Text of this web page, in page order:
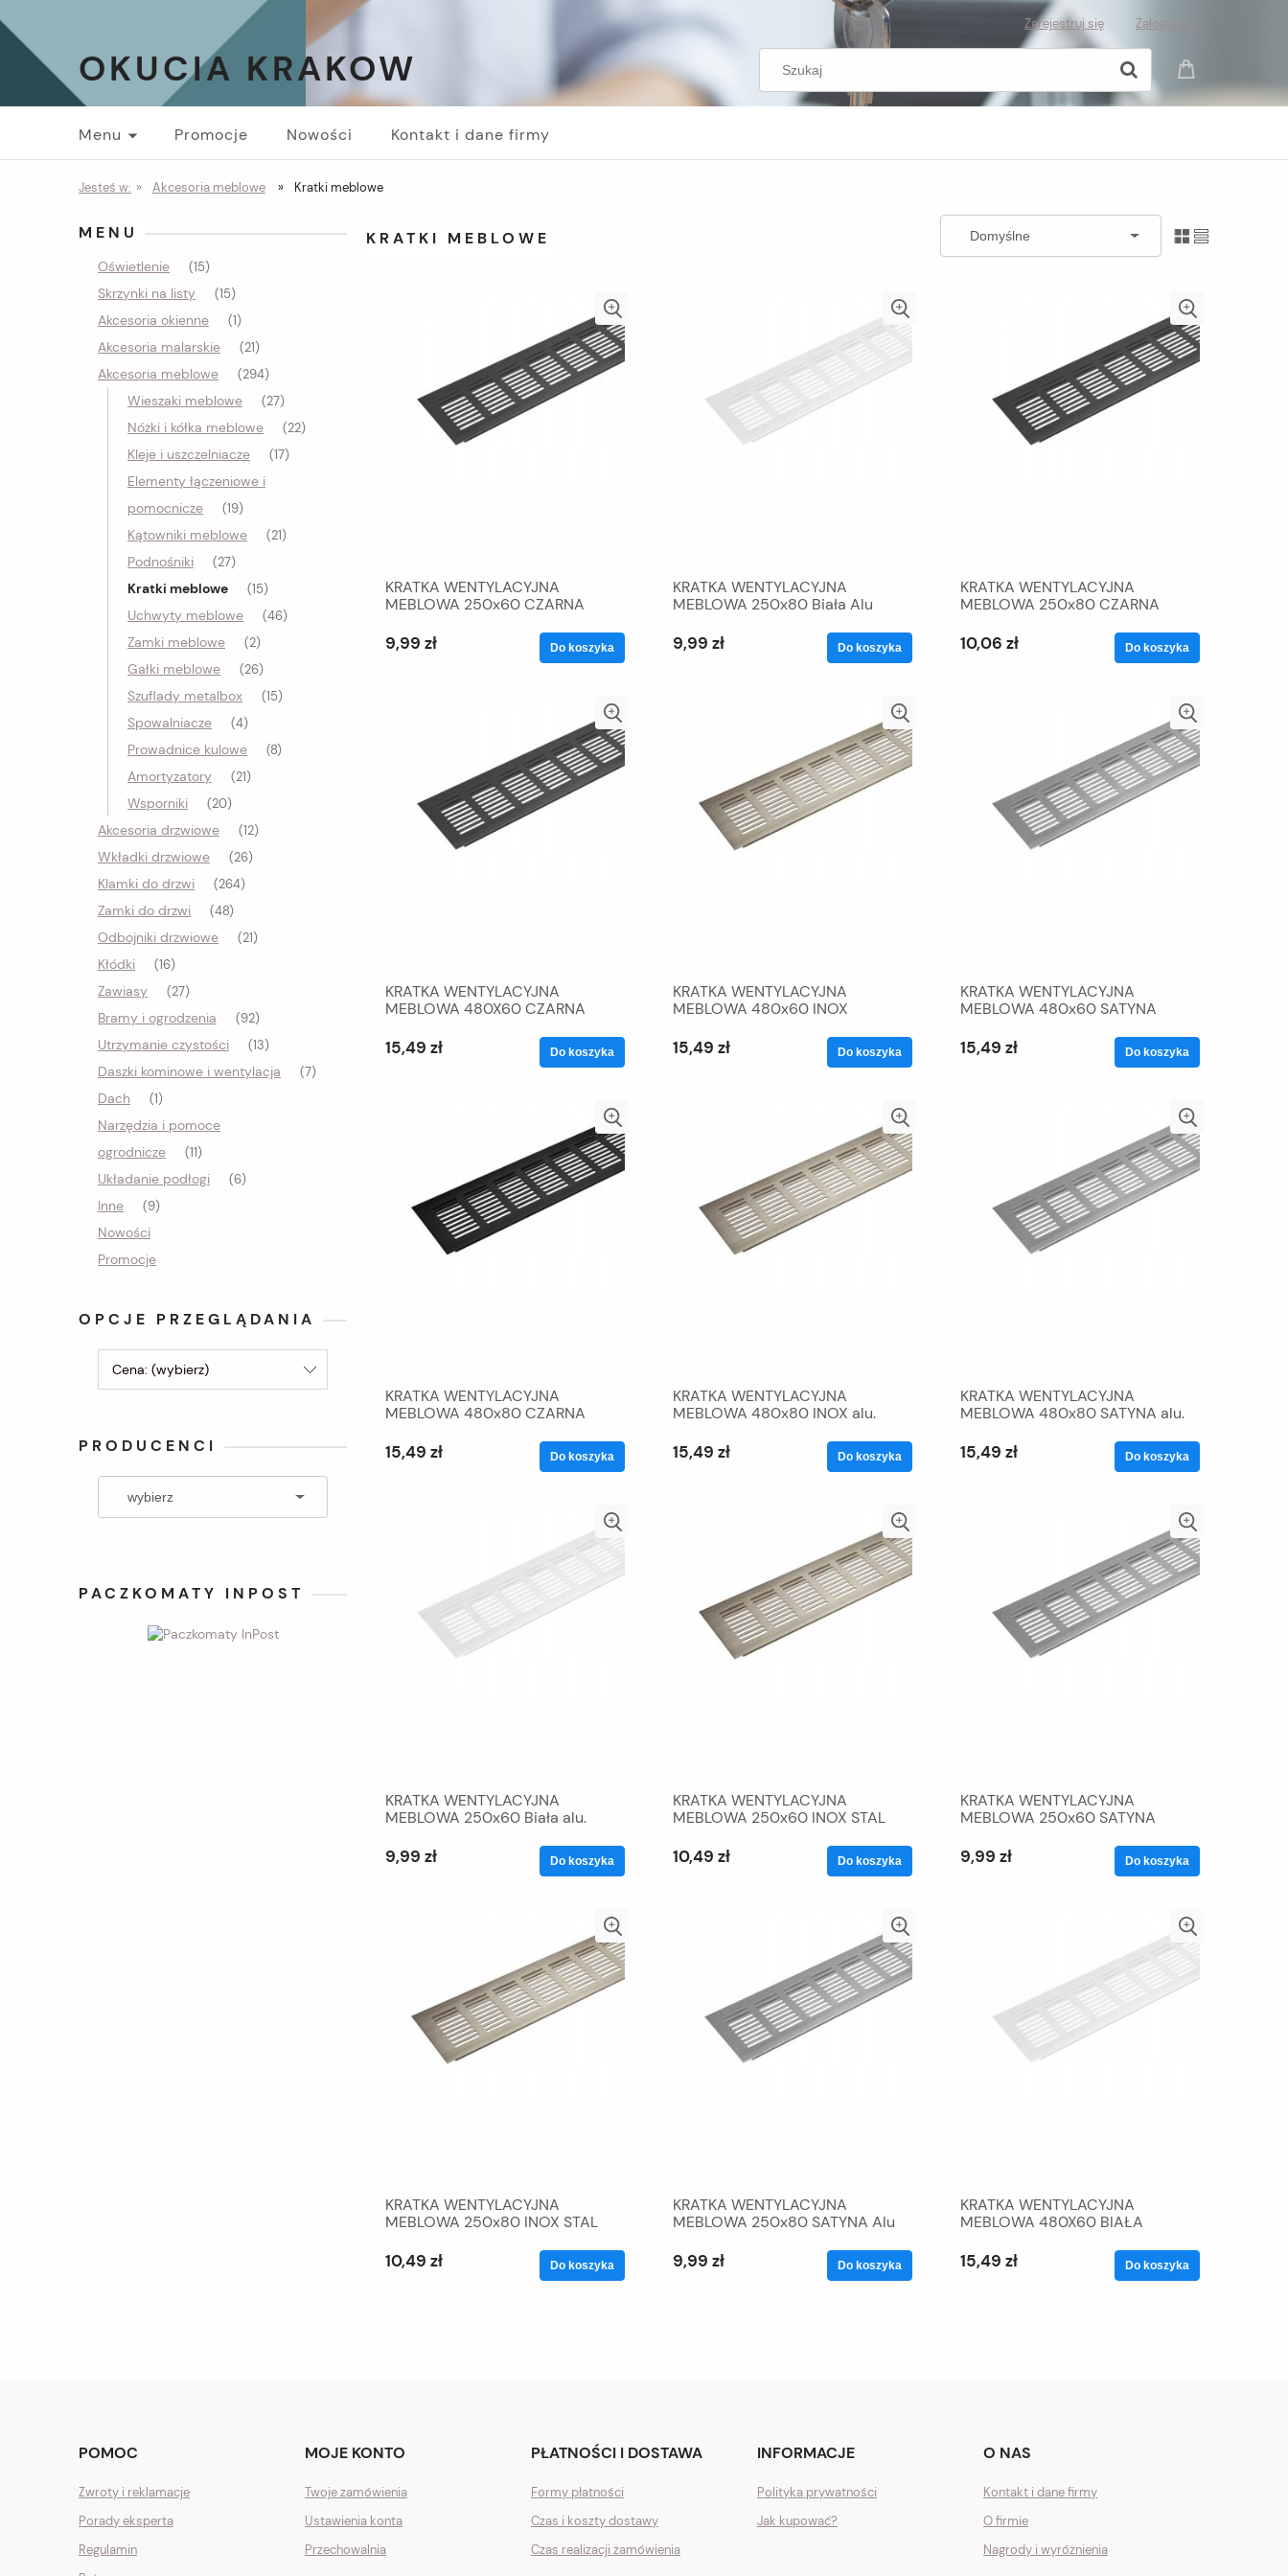
Zarejestruj się Zaloguj się
OKUCIA KRAKOW
Menu Promocje Nowości Kontakt i dane firmy
Jesteś w: » Akcesoria meblowe » Kratki meblowe
MENU
Oświetlenie (15)
Skrzynki na listy (15)
Akcesoria okienne (1)
Akcesoria malarskie (21)
Akcesoria meblowe (294)
Wieszaki meblowe (27)
Nóżki i kółka meblowe (22)
Kleje i uszczelniacze (17)
Elementy łączeniowe i
pomocnicze
(19)
Kątowniki meblowe (21)
Podnośniki (27)
Kratki meblowe (15)
Uchwyty meblowe (46)
Zamki meblowe (2)
Gałki meblowe (26)
Szuflady metalbox (15)
Spowalniacze (4)
Prowadnice kulowe (8)
Amortyzatory (21)
Wsporniki (20)
Akcesoria drzwiowe (12)
Wkładki drzwiowe (26)
Klamki do drzwi (264)
Zamki do drzwi (48)
Odbojniki drzwiowe (21)
Kłódki (16)
Zawiasy (27)
Bramy i ogrodzenia (92)
Utrzymanie czystości (13)
Daszki kominowe i wentylacja (7)
Dach (1)
Narzędzia i pomoce
ogrodnicze
(11)
Układanie podłogi (6)
Inne (9)
Nowości
Promocje
OPCJE PRZEGLĄDANIA
Cena: (wybierz)
PRODUCENCI
PACZKOMATY INPOST
KRATKI MEBLOWE
KRATKA WENTYLACYJNA
MEBLOWA 250x60 CZARNA
9,99 zł Do koszyka
KRATKA WENTYLACYJNA
MEBLOWA 250x80 Biała Alu
9,99 zł Do koszyka
KRATKA WENTYLACYJNA
MEBLOWA 250x80 CZARNA
10,06 zł Do koszyka
KRATKA WENTYLACYJNA
MEBLOWA 480X60 CZARNA
15,49 zł Do koszyka
KRATKA WENTYLACYJNA
MEBLOWA 480x60 INOX
15,49 zł Do koszyka
KRATKA WENTYLACYJNA
MEBLOWA 480x60 SATYNA
15,49 zł Do koszyka
KRATKA WENTYLACYJNA
MEBLOWA 480x80 CZARNA
15,49 zł Do koszyka
KRATKA WENTYLACYJNA
MEBLOWA 480x80 INOX alu.
15,49 zł Do koszyka
KRATKA WENTYLACYJNA
MEBLOWA 480x80 SATYNA alu.
15,49 zł Do koszyka
KRATKA WENTYLACYJNA
MEBLOWA 250x60 Biała alu.
9,99 zł Do koszyka
KRATKA WENTYLACYJNA
MEBLOWA 250x60 INOX STAL
10,49 zł Do koszyka
KRATKA WENTYLACYJNA
MEBLOWA 250x60 SATYNA
9,99 zł Do koszyka
KRATKA WENTYLACYJNA
MEBLOWA 250x80 INOX STAL
10,49 zł Do koszyka
KRATKA WENTYLACYJNA
MEBLOWA 250x80 SATYNA Alu
9,99 zł Do koszyka
KRATKA WENTYLACYJNA
MEBLOWA 480X60 BIAŁA
15,49 zł Do koszyka
POMOC
Zwroty i reklamacje
Porady eksperta
Regulamin
MOJE KONTO
Twoje zamówienia
Ustawienia konta
Przechowalnia
PŁATNOŚCI I DOSTAWA
Formy płatności
Czas i koszty dostawy
Czas realizacji zamówienia
INFORMACJE
Polityka prywatności
Jak kupować?
O NAS
Kontakt i dane firmy
O firmie
Nagrody i wyróżnienia